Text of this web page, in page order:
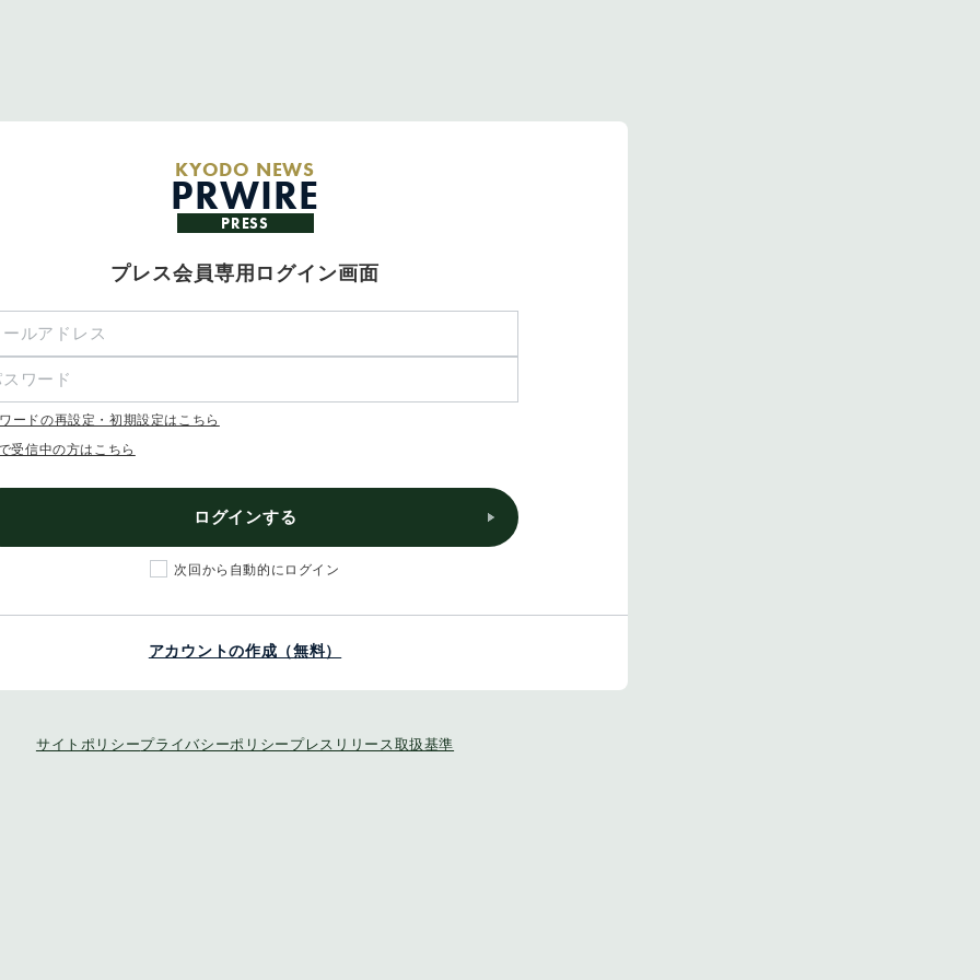
KYODO NEWS
PRWIRE
PRESS
プレス会員専用ログイン画面
ードの再設定・初期設定はこちら
受信中の方はこちら
ログインする
次回から自動的にログイン
アカウントの作成（無料）
サイトポリシープライバシーポリシー プレスリリース取扱基準